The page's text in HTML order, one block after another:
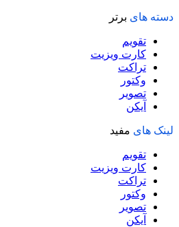
دسته های برتر
تقویم
کارت ویزیت
تراکت
وکتور
تصویر
آیکن
لینک های مفید
تقویم
کارت ویزیت
تراکت
وکتور
تصویر
آیکن